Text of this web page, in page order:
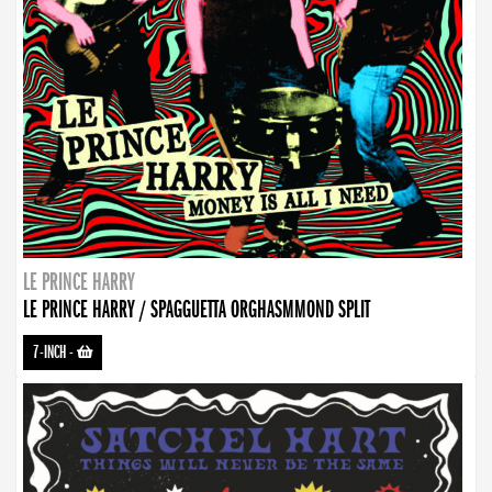
LE PRINCE HARRY
LE PRINCE HARRY / SPAGGUETTA ORGHASMMOND SPLIT
7-INCH-